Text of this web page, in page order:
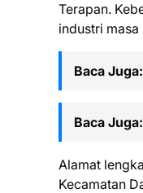
Terapan.
industri masa
Baca Juga:
Baca Juga:
Alamat
Kecamatan